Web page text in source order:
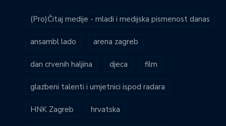
(Pro)Čitaj medije - mladi i medijska pismenost danas
ansambl lado arena zagreb
dan crvenih haljina djeca film
glazbeni talenti i umjetnici ispod radara
HNK Zagreb hrvatska